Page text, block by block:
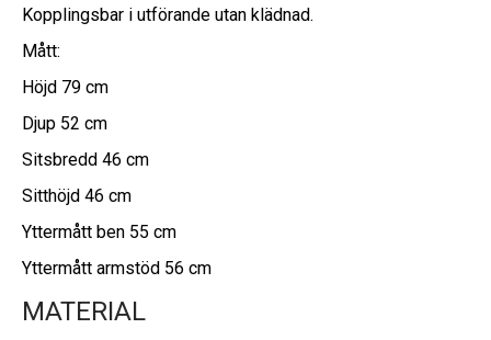
Kopplingsbar i utförande utan klädnad.
Mått:
Höjd 79 cm
Djup 52 cm
Sitsbredd 46 cm
Sitthöjd 46 cm
Yttermått ben 55 cm
Yttermått armstöd 56 cm
MATERIAL